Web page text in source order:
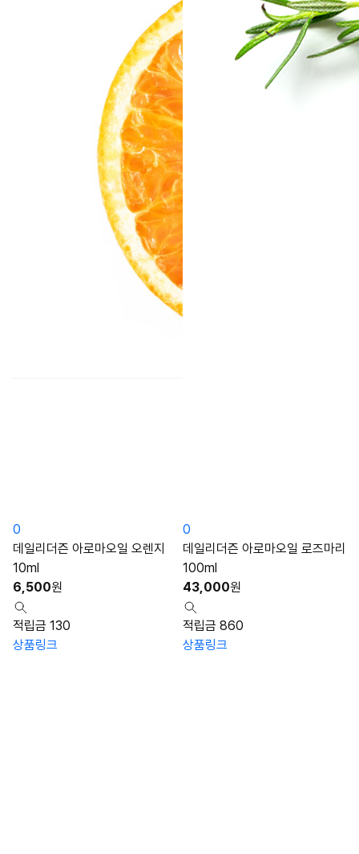
0
데일리더즌 아로마오일 오렌지
10ml
6,500원
적립금 130
상품링크
0
데일리더즌 아로마오일 로즈마리
100ml
43,000원
적립금 860
상품링크